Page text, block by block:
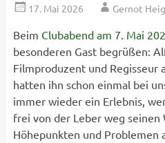
17. Mai 2026 Gernot
Beim Clubabend am 7. Mai
besonderen Gast begrüßen:
Filmproduzent und Regisseur
hatten ihn schon einmal bei
immer wieder ein Erlebnis,
frei von der Leber weg seinen
Höhepunkten und Problemen